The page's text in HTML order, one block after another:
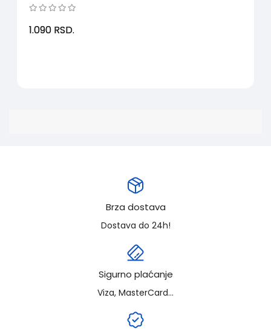
1.090 RSD.
Brza dostava
Dostava do 24h!
Sigurno plaćanje
Viza, MasterCard...